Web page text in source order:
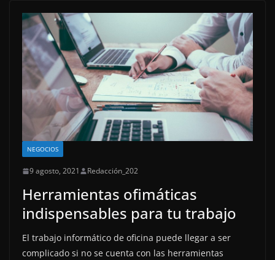
NEGOCIOS
9 agosto, 2021 Redacción_202
Herramientas ofimáticas
indispensables para tu trabajo
El trabajo informático de oficina puede llegar a ser
complicado si no se cuenta con las herramientas